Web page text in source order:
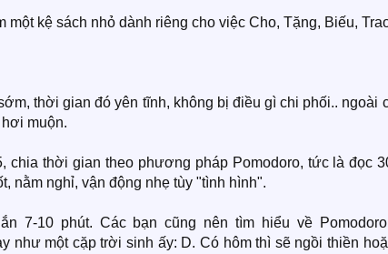
một kệ sách nhỏ dành riêng cho việc Cho, Tặng, Biếu,
thời gian đó yên tĩnh, không bị điều gì chi phối.. ngoài
muộn.
chia thời gian theo phương pháp Pomodoro, tức là đọc
nằm nghỉ, vận động nhẹ tùy "tình hình".
7-10 phút. Các bạn cũng nên tìm hiểu về
như một cặp trời sinh ấy: D. Có hôm thì sẽ ngồi thiền